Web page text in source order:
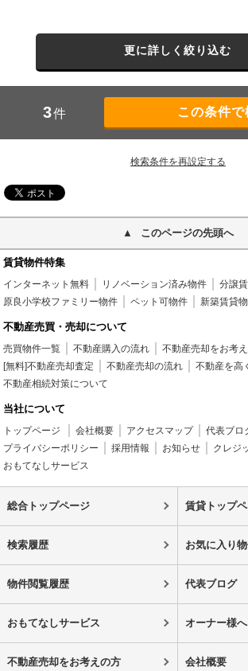
更に詳しく絞り込む
3件
検索条件を再設定する
このページの先頭へ
賃貸物件特集
インターネット無料 リノベーション済み物件
分譲
原良小学校ファミリー物件
ペット可物件 新築賃貸
不動産売買・売却について
売買物件一覧 不動産購入の流れ
不動産売却をお考
[無料]不動産売却査定
不動産売却の流れ
不動産を高
不動産相続対策について
当社について
トップページ 会社概要 アクセスマップ 代表ブロ
プライバシーポリシー
採用情報 お知らせ
クレジ
おもてなしサービス
総合トップページ 賃貸トップ
検索履歴 お気に入り
物件閲覧履歴 代表ブログ
おもてなしサービス オーナー様へ
不動産売却をお考えの方 会社概要